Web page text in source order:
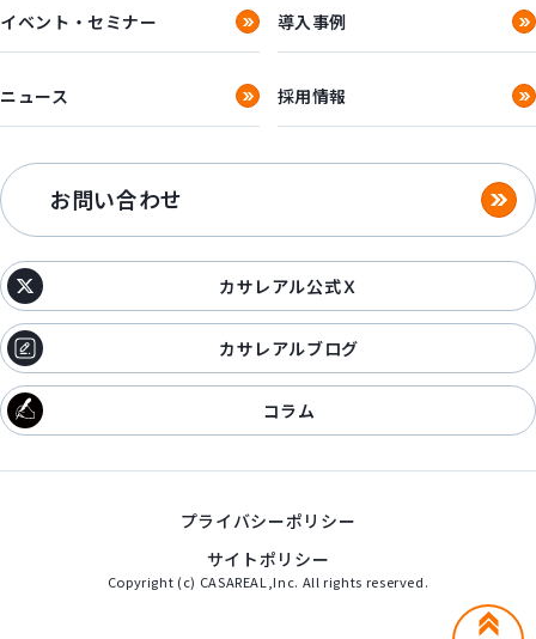
イベント・セミナー 導入事例
ニュース 採用情報
お問い合わせ
カサレアル公式Ｘ
カサレアルブログ
コラム
プライバシーポリシー
サイトポリシー
Copyright (c) CASAREAL,Inc. All rights reserved.